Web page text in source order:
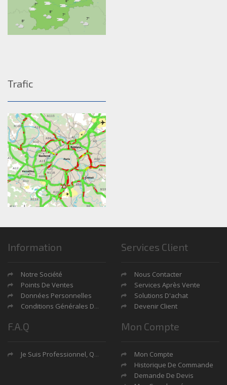
Trafic
Information
Notre Société
Points De Ventes
Données Personnelles
Conditions Générales De Ventes
Services Client
Nous Contacter
Services Après Vente
Solutions D'achat
Devenir Client
F.A.Q
Je Suis Professionnel, Quels Sont Mes Avantages?
Mon Compte
Mon Compte
Historique De Commande
Demande De Devis